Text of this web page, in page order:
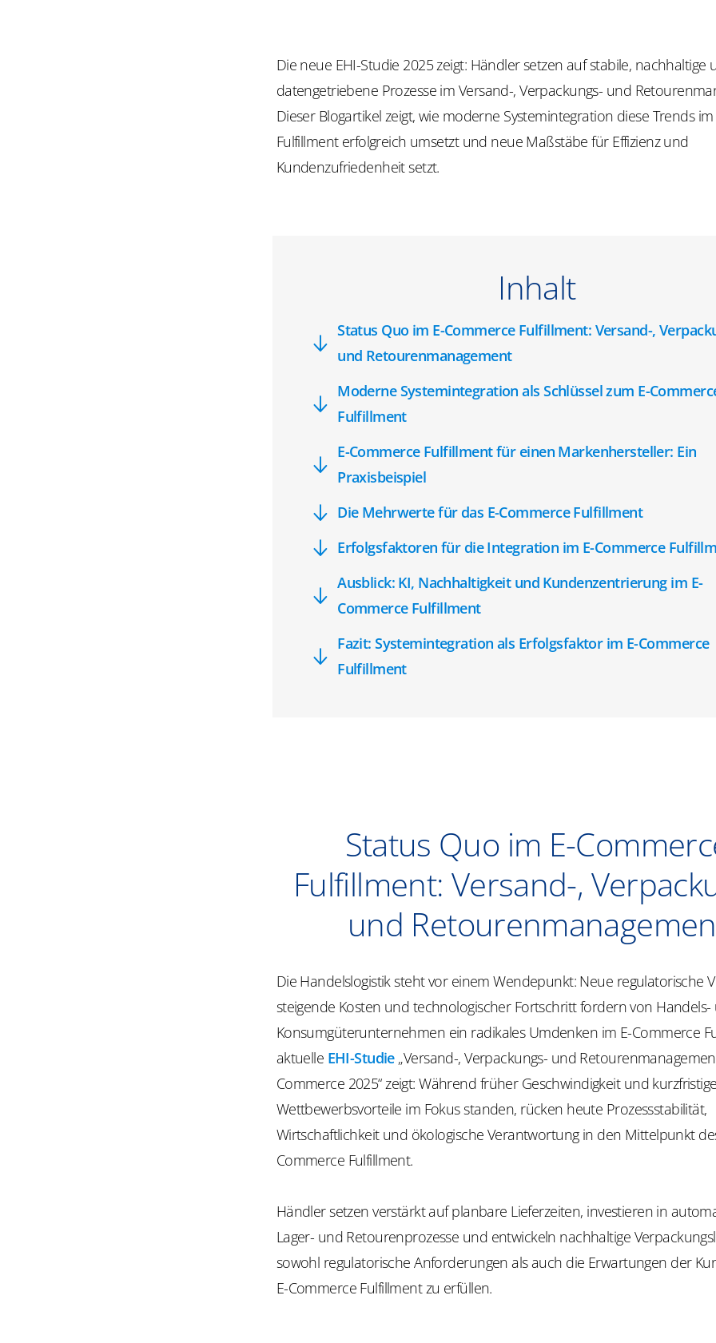
Die neue EHI-Studie 2025 zeigt: Händler setzen auf stabile, nachhaltige
datengetriebene Prozesse im Versand-, Verpackungs- und
Dieser Blogartikel zeigt, wie moderne Systemintegration diese Trends
Fulfillment erfolgreich umsetzt und neue Maßstäbe für Effizienz und
Kundenzufriedenheit setzt.
Inhalt
Status Quo im E-Commerce Fulfillment: Versand-,
und Retourenmanagement
Moderne Systemintegration als Schlüssel zum E-
Fulfillment
E-Commerce Fulfillment für einen Markenhersteller: Ein
Praxisbeispiel
Die Mehrwerte für das E-Commerce Fulfillment
Erfolgsfaktoren für die Integration im E-Commerce
Ausblick: KI, Nachhaltigkeit und Kundenzentrierung im E-
Commerce Fulfillment
Fazit: Systemintegration als Erfolgsfaktor im E-Commerce
Fulfillment
Status Quo im E-
Fulfillment: Versand-,
und
Die Handelslogistik steht vor einem Wendepunkt: Neue regulatorische
steigende Kosten und technologischer Fortschritt fordern von Handels-
Konsumgüterunternehmen ein radikales Umdenken im E-Commerce
aktuelle EHI-Studie„Versand-, Verpackungs- und
Commerce 2025“ zeigt: Während früher Geschwindigkeit und kurzfristige
Wettbewerbsvorteile im Fokus standen, rücken heute Prozessstabilität,
Wirtschaftlichkeit und ökologische Verantwortung in den Mittelpunkt
Commerce Fulfillment.
Händler setzen verstärkt auf planbare Lieferzeiten, investieren in
Lager- und Retourenprozesse und entwickeln nachhaltige
sowohl regulatorische Anforderungen als auch die Erwartungen der
E-Commerce Fulfillment zu erfüllen.